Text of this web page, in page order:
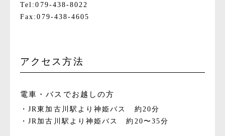
Tel:079-438-8022
Fax:079-438-4605
アクセス方法
電車・バスでお越しの方
・JR東加古川駅より神姫バス 約20分
・JR加古川駅より神姫バス 約20〜35分